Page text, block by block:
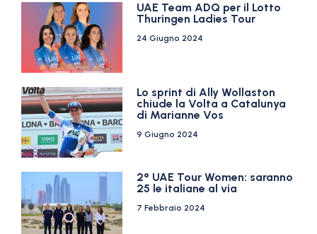
UAE Team ADQ per il Lotto
Thuringen Ladies Tour
24 Giugno 2024
Lo sprint di Ally Wollaston
chiude la Volta a Catalunya
di Marianne Vos
9 Giugno 2024
2° UAE Tour Women: saranno
25 le italiane al via
7 Febbraio 2024